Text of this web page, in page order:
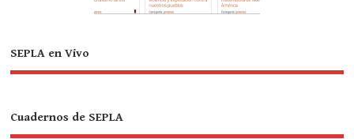
SEPLA en Vivo
Cuadernos de SEPLA